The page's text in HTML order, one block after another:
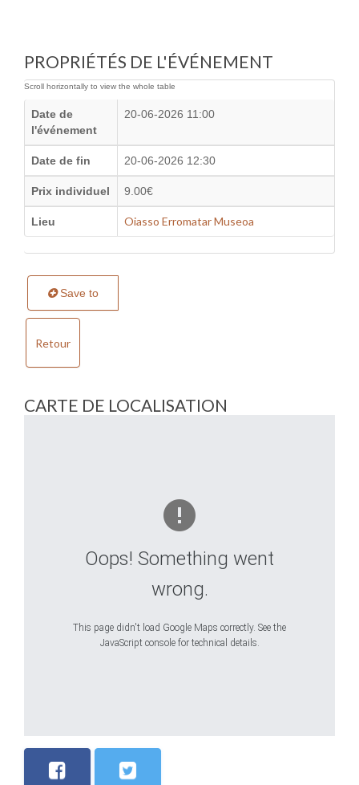
PROPRIÉTÉS DE L'ÉVÉNEMENT
Date de
l'événement
20-06-2026 11:00
Date de fin 20-06-2026 12:30
Prix individuel 9.00€
Lieu Oiasso Erromatar Museoa
Save to
Retour
CARTE DE LOCALISATION
Oops! Something went
wrong.
This page didn't load Google Maps correctly. See the
JavaScript console for technical details.